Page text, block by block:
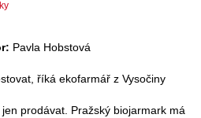
Pavla Hobstová
říká ekofarmář z Vysočiny
prodávat. Pražský biojarmark má